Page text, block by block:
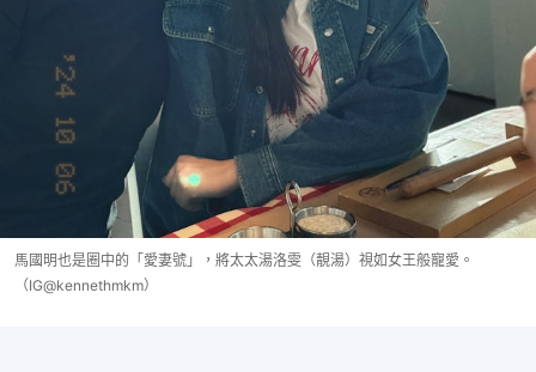
馬國明也是圈中的「愛妻號」，將太太湯洛雯（靚湯）視如女王般寵愛。
（IG@kennethmkm）